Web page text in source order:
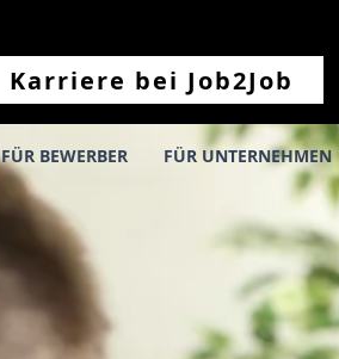
Karriere bei Job2Job
FÜR BEWERBER FÜR UNTERNEHMEN